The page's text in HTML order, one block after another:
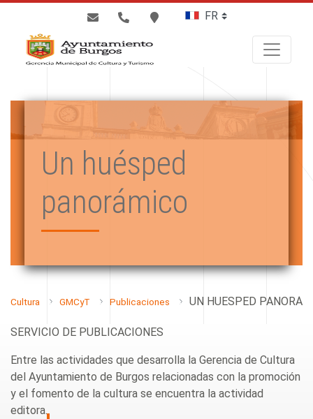
Un huésped
panorámico
Cultura GMCyT Publicaciones UN HUÉSPED
SERVICIO DE PUBLICACIONES
Entre las actividades que desarrolla la Gerencia de Cultura
del Ayuntamiento de Burgos relacionadas con la promoción
y el fomento de la cultura se encuentra la actividad
editora.